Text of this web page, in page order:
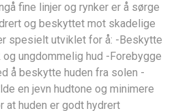
fine linjer og rynker er å sørge
og beskyttet mot skadelige
spesielt utviklet for å: -Beskytte
ungdommelig hud -Forebygge
å beskytte huden fra solen -
en jevn hudtone og minimere
at huden er godt hydrert